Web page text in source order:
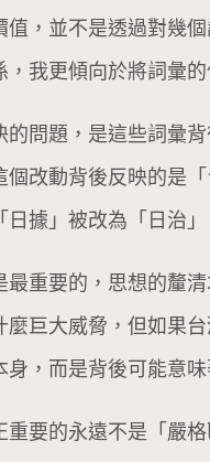
值，並不是透過對幾
，我更傾向於將詞彙
的問題，是這些詞彙
個改動背後反映的是
日據」被改為「日治
最重要的，思想的釐
麼巨大威脅，但如果
身，而是背後可能意
重要的永遠不是「嚴